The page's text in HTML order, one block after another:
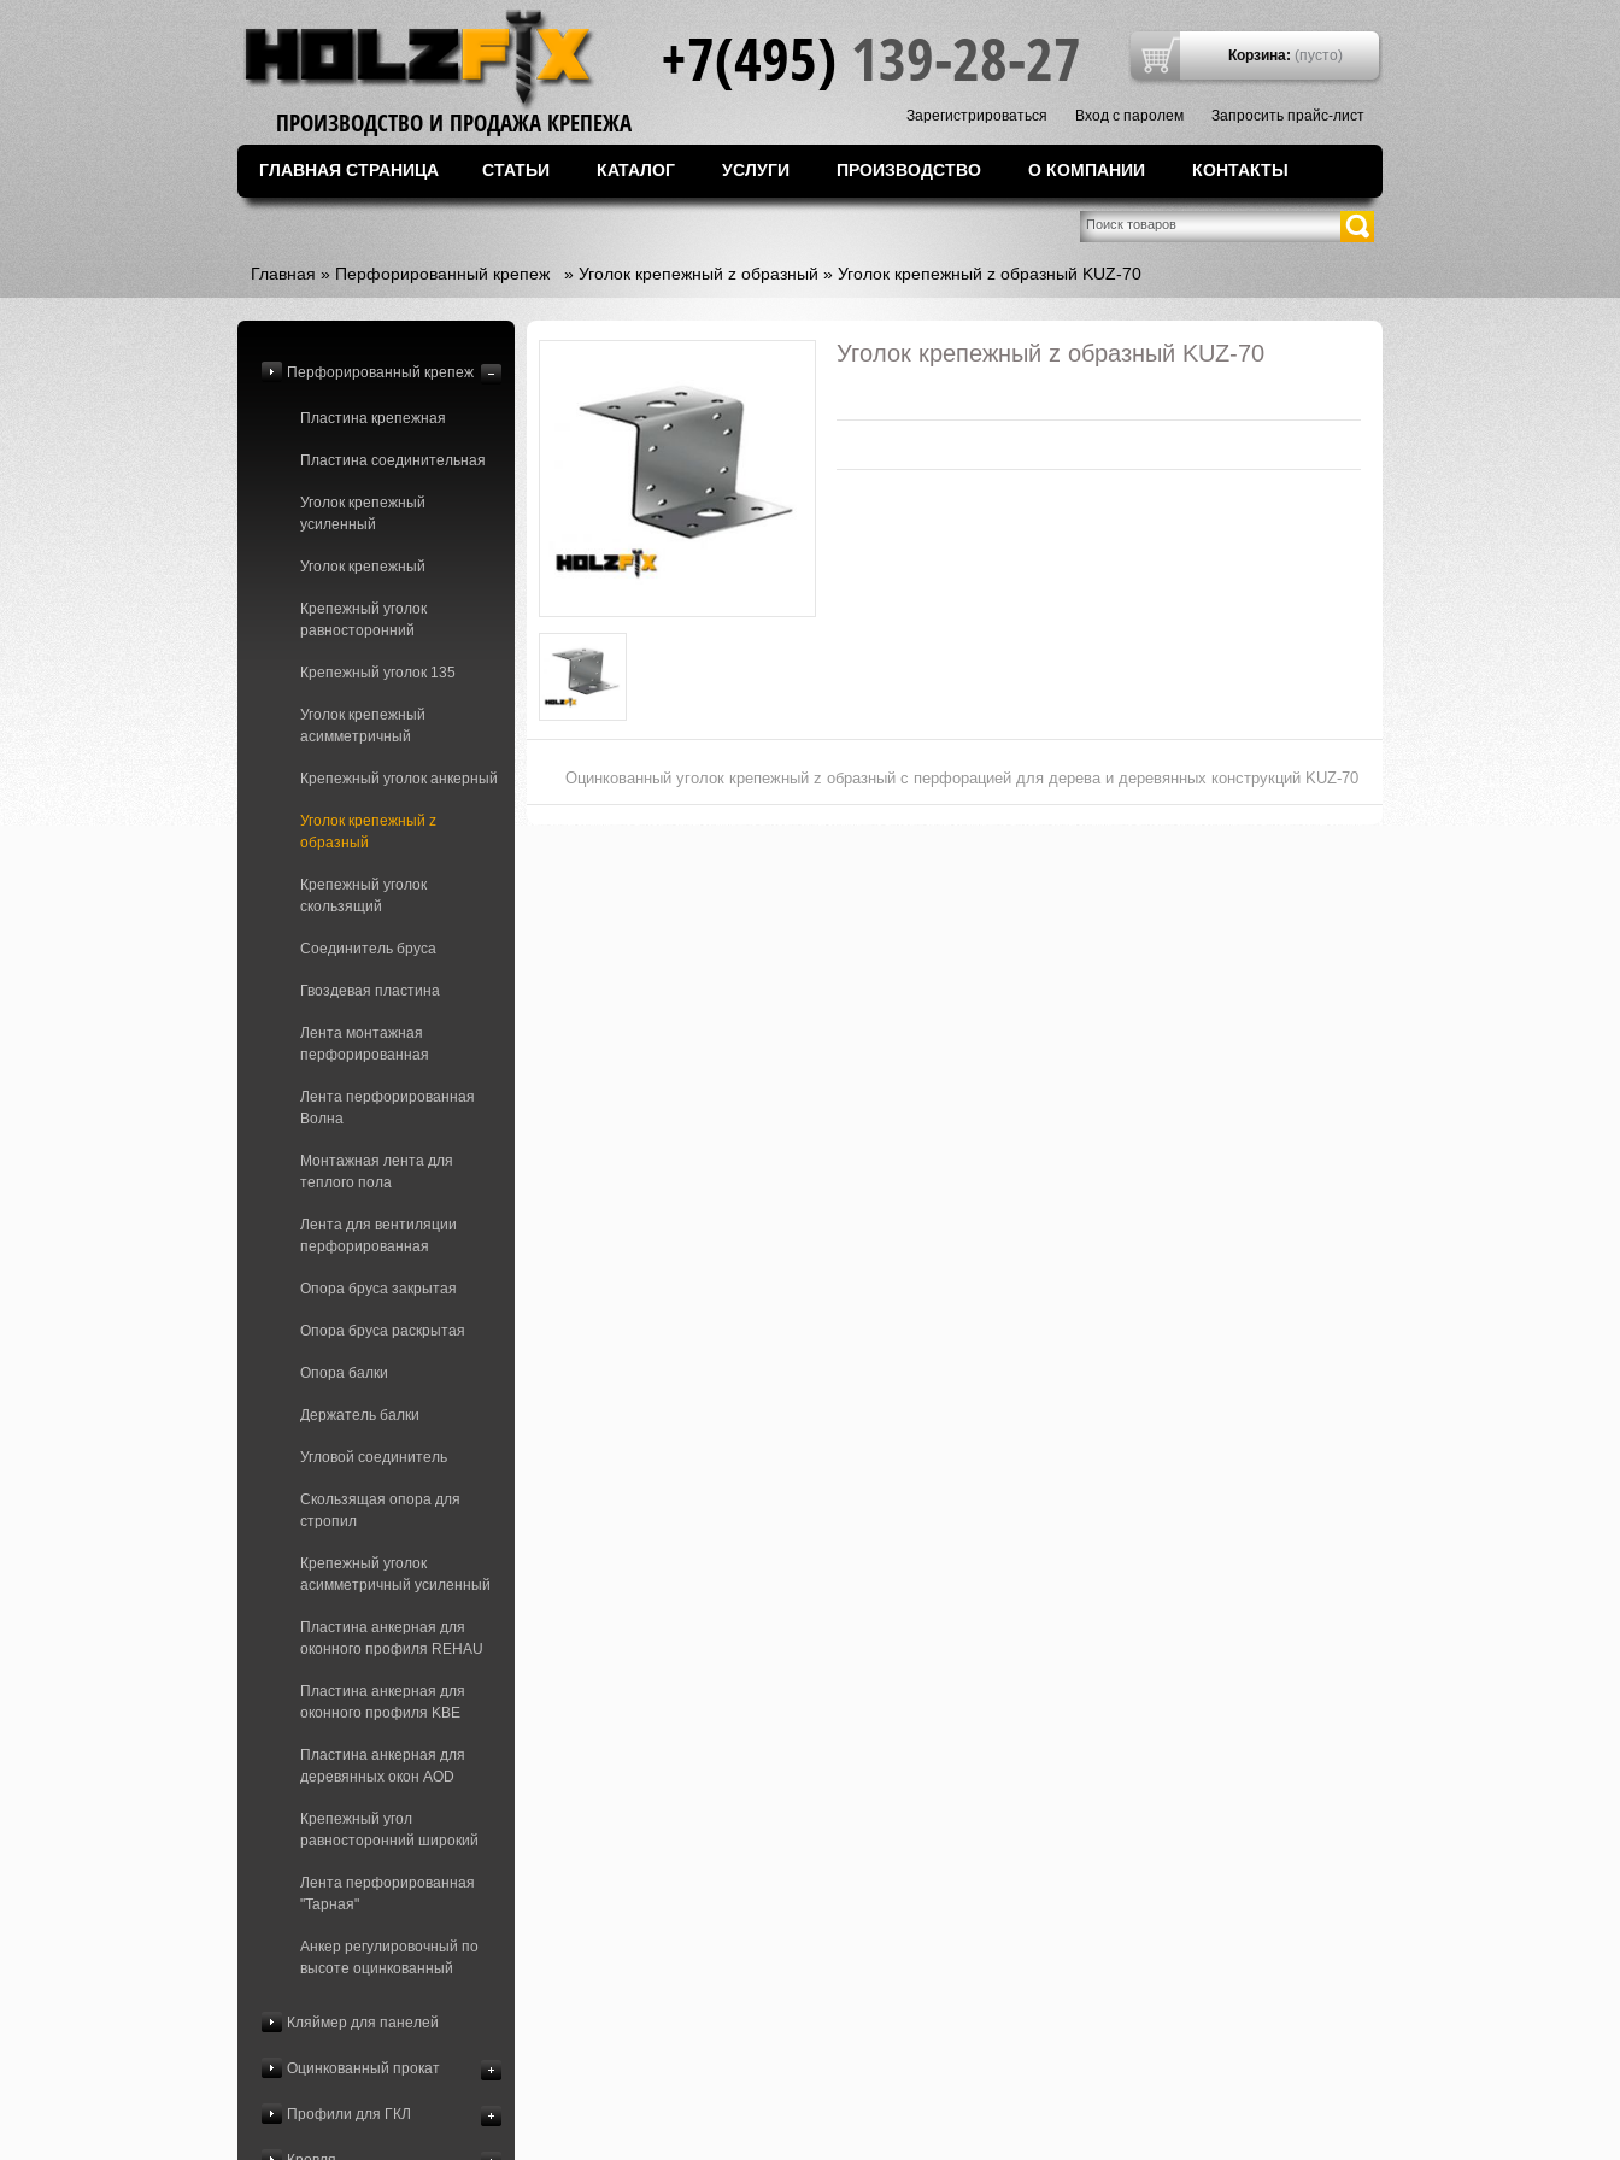
+7(495) 139-28-27
ПРОИЗВОДСТВО И ПРОДАЖА КРЕПЕЖА
Корзина: (пусто)
Зарегистрироваться Вход с паролем Запросить прайс-лист
ГЛАВНАЯ СТРАНИЦА СТАТЬИ КАТАЛОГ УСЛУГИ ПРОИЗВОДСТВО О КОМПАНИИ КОНТАКТЫ
Главная » Перфорированный крепеж » Уголок крепежный z образный » Уголок крепежный z образный KUZ-70
Уголок крепежный z образный KUZ-70
Оцинкованный уголок крепежный z образный с перфорацией для дерева и деревянных конструкций KUZ-70
Перфорированный крепеж
Пластина крепежная
Пластина соединительная
Уголок крепежный
усиленный
Уголок крепежный
Крепежный уголок
равносторонний
Крепежный уголок 135
Уголок крепежный
асимметричный
Крепежный уголок анкерный
Уголок крепежный z
образный
Крепежный уголок
скользящий
Соединитель бруса
Гвоздевая пластина
Лента монтажная
перфорированная
Лента перфорированная
Волна
Монтажная лента для
теплого пола
Лента для вентиляции
перфорированная
Опора бруса закрытая
Опора бруса раскрытая
Опора балки
Держатель балки
Угловой соединитель
Скользящая опора для
стропил
Крепежный уголок
асимметричный усиленный
Пластина анкерная для
оконного профиля REHAU
Пластина анкерная для
оконного профиля KBE
Пластина анкерная для
деревянных окон AOD
Крепежный угол
равносторонний широкий
Лента перфорированная
"Тарная"
Анкер регулировочный по
высоте оцинкованный
Кляймер для панелей
Оцинкованный прокат
Профили для ГКЛ